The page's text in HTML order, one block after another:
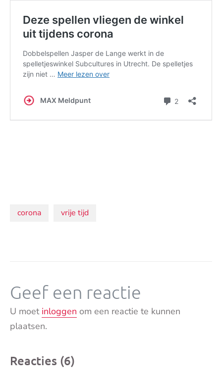
Onderwerpen:
corona vrije tijd
Geef een reactie
U moet inloggen om een reactie te kunnen
plaatsen.
Reacties (6)